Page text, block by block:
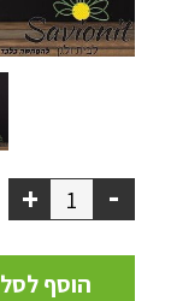
-
+
הוסף לסל